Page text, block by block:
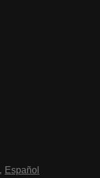
Español